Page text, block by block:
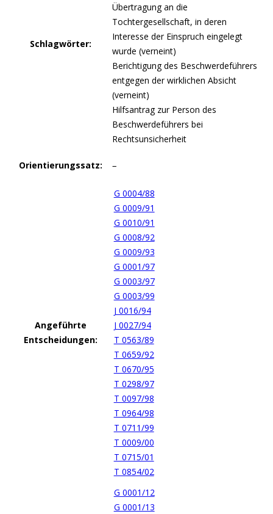
Schlagwörter:
Übertragung an die
Tochtergesellschaft, in deren
Interesse der Einspruch eingelegt
wurde (verneint)
Berichtigung des Beschwerdeführers
entgegen der wirklichen Absicht
(verneint)
Hilfsantrag zur Person des
Beschwerdeführers bei
Rechtsunsicherheit
Orientierungssatz: –
Angeführte
Entscheidungen:
G 0004/88
G 0009/91
G 0010/91
G 0008/92
G 0009/93
G 0001/97
G 0003/97
G 0003/99
J 0016/94
J 0027/94
T 0563/89
T 0659/92
T 0670/95
T 0298/97
T 0097/98
T 0964/98
T 0711/99
T 0009/00
T 0715/01
T 0854/02
G 0001/12
G 0001/13